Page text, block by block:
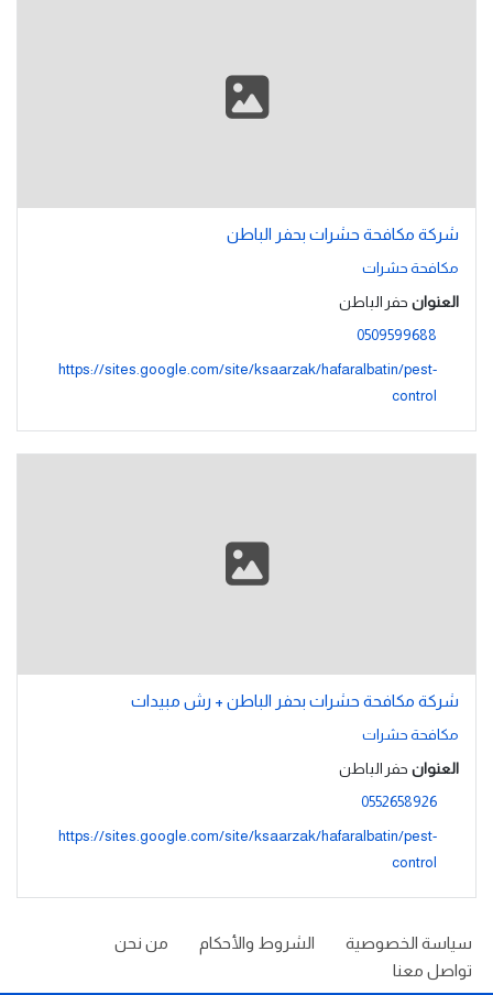
شركة مكافحة حشرات بحفر الباطن
مكافحة حشرات
العنوان حفر الباطن
0509599688
https://sites.google.com/site/ksaarzak/hafaralbatin/pest-
control
شركة مكافحة حشرات بحفر الباطن + رش مبيدات
مكافحة حشرات
العنوان حفر الباطن
0552658926
https://sites.google.com/site/ksaarzak/hafaralbatin/pest-
control
سياسة الخصوصية الشروط والأحكام
من نحن
تواصل معنا